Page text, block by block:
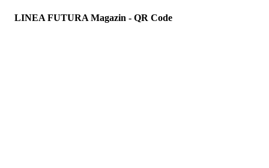
LINEA FUTURA Magazin - QR Code